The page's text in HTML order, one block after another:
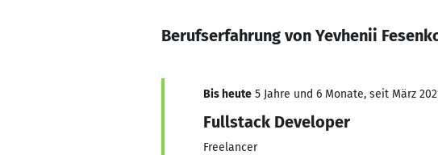
Berufserfahrung von Yevhenii
Bis heute 5 Jahre und 6 Monate, seit März
Fullstack Developer
Freelancer